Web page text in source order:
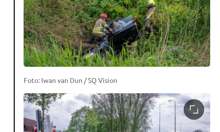
Foto: Iwan van Dun / SQ Vision